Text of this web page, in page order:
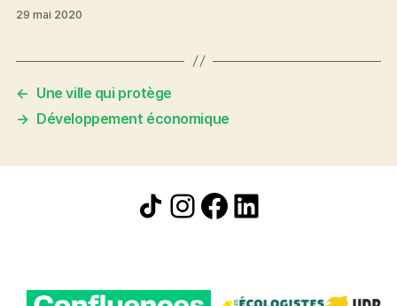
29 mai 2020
← Une ville qui protège
→ Développement économique
Icône de partage
Instagram
Facebook
LinkedIn